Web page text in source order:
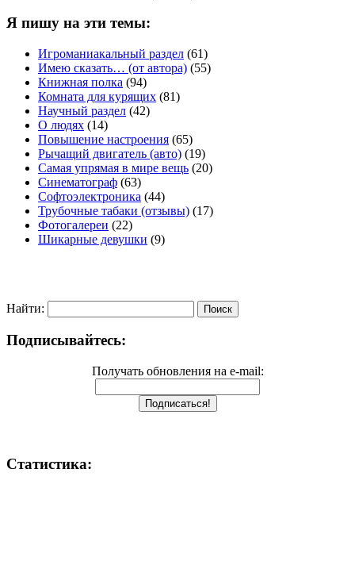
Я пишу на эти темы:
Игроманиакальный раздел (61)
Имею сказать… (от автора) (55)
Книжная полка (94)
Комната для курящих (81)
Научный раздел (42)
О людях (14)
Повышение настроения (65)
Рычащий двигатель (авто) (19)
Самая упрямая в мире вещь (20)
Синематограф (63)
Софтоэлектроника (44)
Трубочные табаки (отзывы) (17)
Фотогалереи (22)
Шикарные девушки (9)
Найти:
Подписывайтесь:
Получать обновления на e-mail:
Статистика: